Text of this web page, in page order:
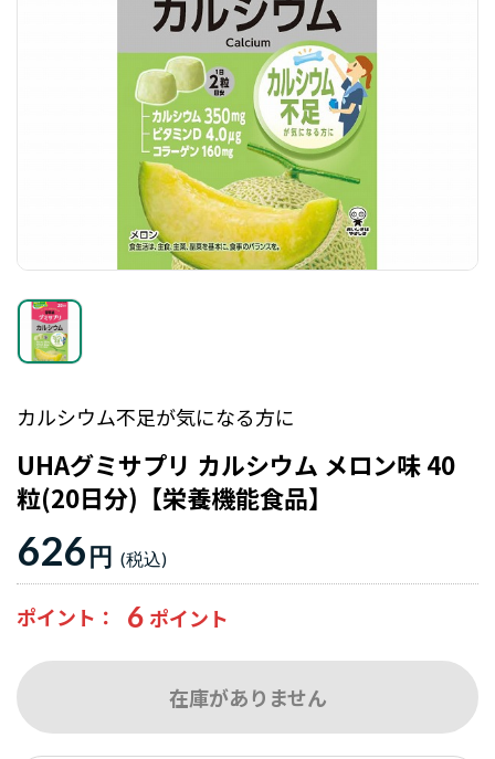
カルシウム不足が気になる方に
UHAグミサプリ カルシウム メロン味 40
粒(20日分)【栄養機能食品】
626円
ポイント 6
在庫がありません